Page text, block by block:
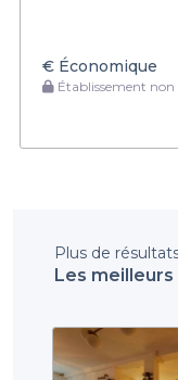
€ Économique
Établissement non
Plus de
Les